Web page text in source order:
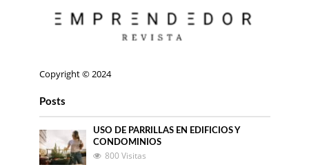
Copyright © 2024
Posts
USO DE PARRILLAS EN EDIFICIOS Y
CONDOMINIOS
800 Visitas